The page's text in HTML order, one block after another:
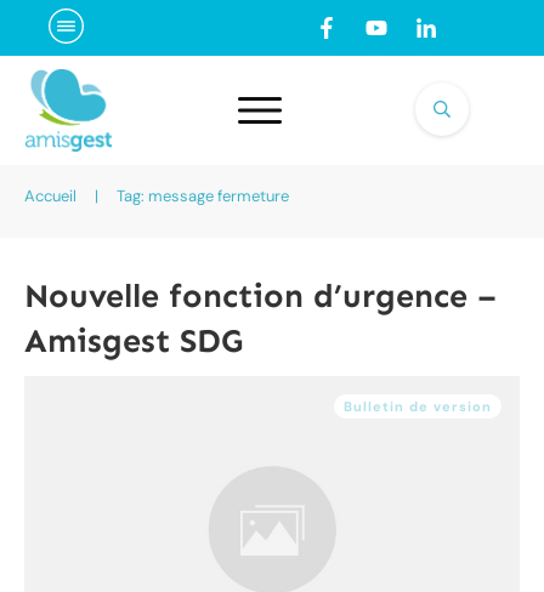
Accueil | Tag: message fermeture
Nouvelle fonction d’urgence –
Amisgest SDG
Bulletin de version